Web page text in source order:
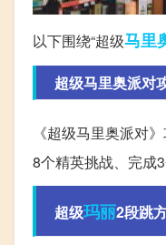
以下围绕“超级马里
超级马里奥派对
《超级马里奥派对
8个精英挑战、完成3
超级玛丽2段跳